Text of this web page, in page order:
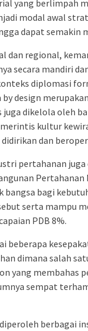
yang berlimpah
modal awal
dapat semakin
regional,
secara mandiri
diplomasi
design
juga dikelola oleh
kultur
dan
pertahanan
bangsa bagi
serta mampu
PDB 8%.
beberapa
dimana salah
yang membahas
sempat
berbagai